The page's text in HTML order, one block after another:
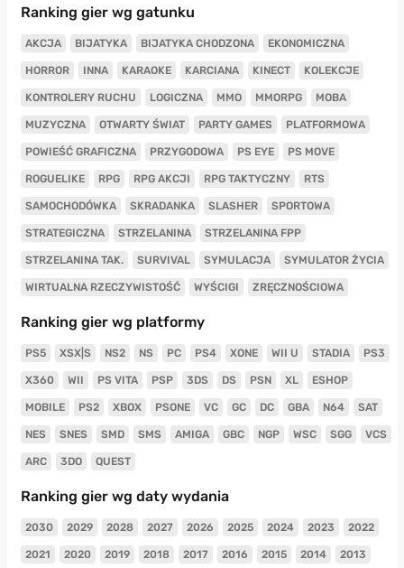
Ranking gier wg gatunku
AKCJA BIJATYKA BIJATYKA CHODZONA EKONOMICZNA
HORROR INNA KARAOKE KARCIANA KINECT KOLEKCJE
KONTROLERY RUCHU LOGICZNA MMO MMORPG MOBA
MUZYCZNA OTWARTY ŚWIAT PARTY GAMES PLATFORMOWA
POWIEŚĆ GRAFICZNA PRZYGODOWA PS EYE PS MOVE
ROGUELIKE RPG RPG AKCJI RPG TAKTYCZNY RTS
SAMOCHODÓWKA SKRADANKA SLASHER SPORTOWA
STRATEGICZNA STRZELANINA STRZELANINA FPP
STRZELANINA TAK. SURVIVAL SYMULACJA SYMULATOR ŻYCIA
WIRTUALNA RZECZYWISTOŚĆ WYŚCIGI ZRĘCZNOŚCIOWA
Ranking gier wg platformy
PS5 XSX|S NS2 NS PC PS4 XONE WII U STADIA PS3
X360 WII PS VITA PSP 3DS DS PSN XL ESHOP
MOBILE PS2 XBOX PSONE VC GC DC GBA N64 SAT
NES SNES SMD SMS AMIGA GBC NGP WSC SGG VCS
ARC 3DO QUEST
Ranking gier wg daty wydania
2030 2029 2028 2027 2026 2025 2024 2023 2022
2021 2020 2019 2018 2017 2016 2015 2014 2013